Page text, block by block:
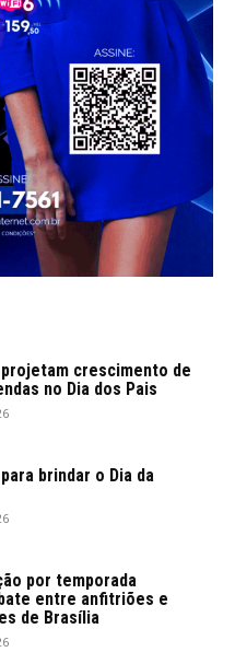
projetam crescimento de
no Dia dos Pais
brindar o Dia da
por temporada
entre anfitriões e
de Brasília